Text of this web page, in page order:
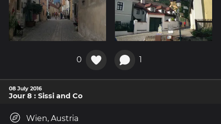
0 1
08 July 2016
Jour 8 : Sissi and Co
Wien, Austria